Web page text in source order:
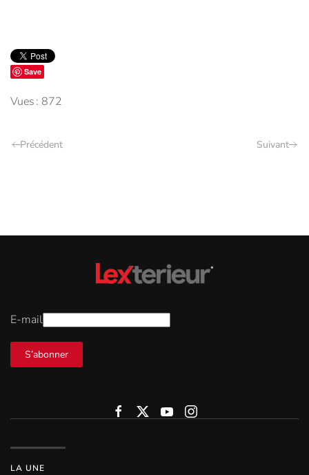
Save
Vues : 872
Précédent Suivant
E-mail
S’abonner
LA UNE